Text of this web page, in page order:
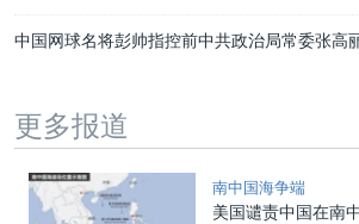
中国网球名将彭帅指控前中共政治局常委张高
更多报道
南中国海争端
美国谴责中国在南